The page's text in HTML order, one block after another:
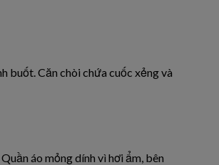
buốt. Căn chòi chứa cuốc xẻng và
áo mỏng dính vì hơi ẩm, bên